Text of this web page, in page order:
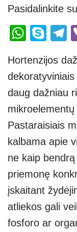
Pasidalinkite
W
at
s
A
p
p
S
p
e
T
e
a
Hortenzijos
daug dažniau
Pastaraisiais
kalbama apie
ne kaip
priemonę
įskaitant
atliekos gali
fosforo ar